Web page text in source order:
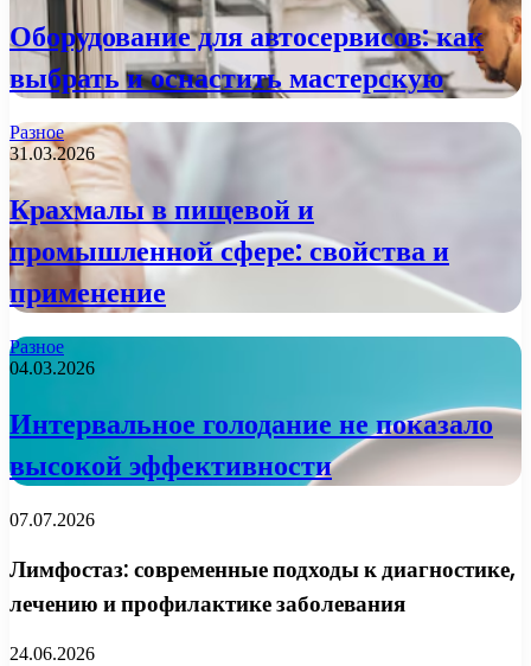
Оборудование для автосервисов: как
выбрать и оснастить мастерскую
Разное
31.03.2026
Крахмалы в пищевой и
промышленной сфере: свойства и
применение
Разное
04.03.2026
Интервальное голодание не показало
высокой эффективности
07.07.2026
Лимфостаз: современные подходы к диагностике,
лечению и профилактике заболевания
24.06.2026